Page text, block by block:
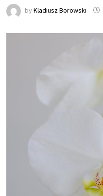
byKladiusz Borowski